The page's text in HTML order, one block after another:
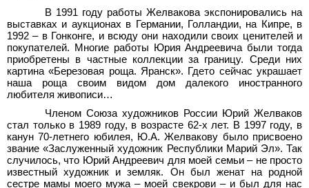
В 1991 году работы Желвакова экспонировались на
выставках и аукционах в Германии, Голландии, на Кипре, в
1992 – в Гонконге, и всюду они находили своих ценителей и
покупателей. Многие работы Юрия Андреевича были тогда
приобретены в частные коллекции за границу. Среди них
картина «Березовая роща. Яранск». Гдето сейчас украшает
наша роща своим видом дом далекого иностранного
любителя живописи…
Членом Союза художников России Юрий Желваков
стал только в 1989 году, в возрасте 62-х лет. В 1997 году, в
канун 70-летнего юбилея, Ю.А. Желвакову было присвоено
звание «Заслуженный художник Республики Марий Эл». Так
случилось, что Юрий Андреевич для моей семьи – не просто
известный художник и земляк. Он был женат на родной
сестре мамы моего мужа – моей свекрови – и был для нас